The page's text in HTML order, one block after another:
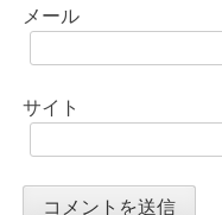
メール
サイト